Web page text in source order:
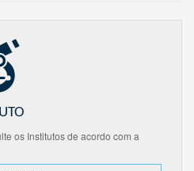
os Institutos de acordo com a